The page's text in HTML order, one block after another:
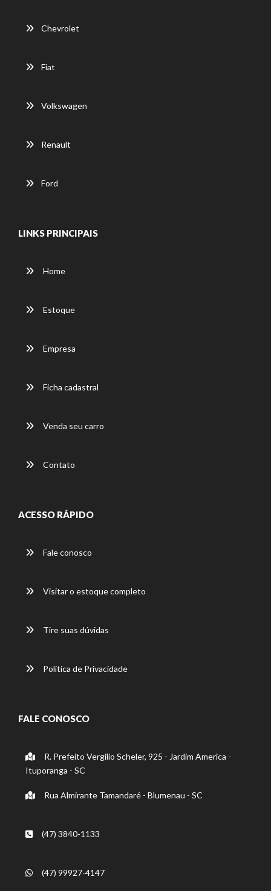
Chevrolet
Fiat
Volkswagen
Renault
Ford
LINKS PRINCIPAIS
Home
Estoque
Empresa
Ficha cadastral
Venda seu carro
Contato
ACESSO RÁPIDO
Fale conosco
Visitar o estoque completo
Tire suas dúvidas
Política de Privacidade
FALE CONOSCO
R. Prefeito Vergilio Scheler, 925 - Jardim America -
Ituporanga - SC
Rua Almirante Tamandaré - Blumenau - SC
(47) 3840-1133
(47) 99927-4147